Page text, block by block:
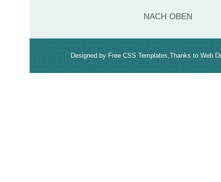
NACH OBEN
Designed by Free CSS Templates ,Thanks to Web